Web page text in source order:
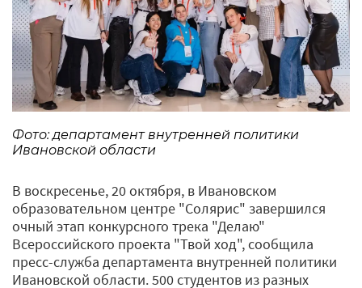
Фото: департамент внутренней политики
Ивановской области
В воскресенье, 20 октября, в Ивановском
образовательном центре "Солярис" завершился
очный этап конкурсного трека "Делаю"
Всероссийского проекта "Твой ход", сообщила
пресс-служба департамента внутренней политики
Ивановской области. 500 студентов из разных